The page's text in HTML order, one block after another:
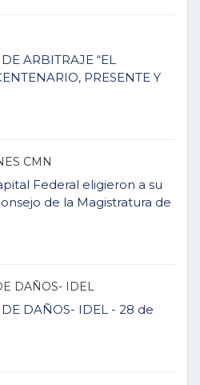
ARBITRAJE “EL
PRESENTE Y
CMN
Federal eligieron a su
de la Magistratura de
DAÑOS- IDEL
DAÑOS- IDEL - 28 de